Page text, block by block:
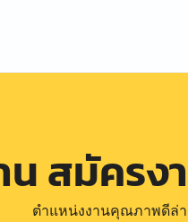
น สมัครง
ตำแหน่งงานคุณภาพดีล่